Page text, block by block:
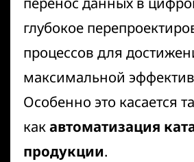
глубокое
процессов для
максимальной
Особенно это касается
какавтоматизация
продукции.